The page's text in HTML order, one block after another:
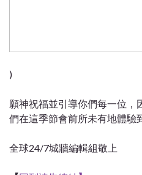
)
願神祝福並引導你們每一位，
們在這季節會前所未有地體驗
全球24/7城牆編輯組敬上